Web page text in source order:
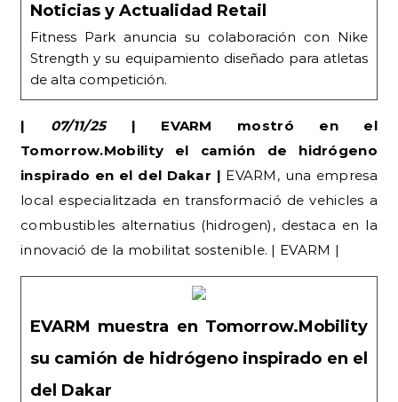
Noticias y Actualidad Retail
Fitness Park anuncia su colaboración con Nike
Strength y su equipamiento diseñado para atletas
de alta competición.
| 07/11/25| EVARM mostró en el
Tomorrow.Mobility el camión de hidrógeno
inspirado en el del Dakar | EVARM, una empresa
local especialitzada en transformació de vehicles a
combustibles alternatius (hidrogen), destaca en la
innovació de la mobilitat sostenible. | EVARM |
EVARM muestra en Tomorrow.Mobility
su camión de hidrógeno inspirado en el
del Dakar